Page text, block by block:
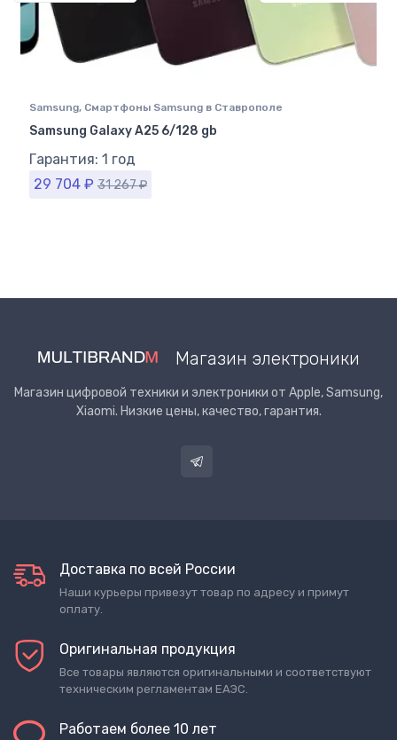
Samsung, Смартфоны Samsung в Ставрополе
Samsung Galaxy A25 6/128 gb
Гарантия: 1 год
29 704 ₽ 31 267₽
Магазин электроники
Магазин цифровой техники и электроники от Apple, Samsung,
Xiaomi. Низкие цены, качество, гарантия.
Доставка по всей России
Наши курьеры привезут товар по адресу и примут
оплату.
Оригинальная продукция
Все товары являются оригинальными и соответствуют
техническим регламентам ЕАЭС.
Работаем более 10 лет